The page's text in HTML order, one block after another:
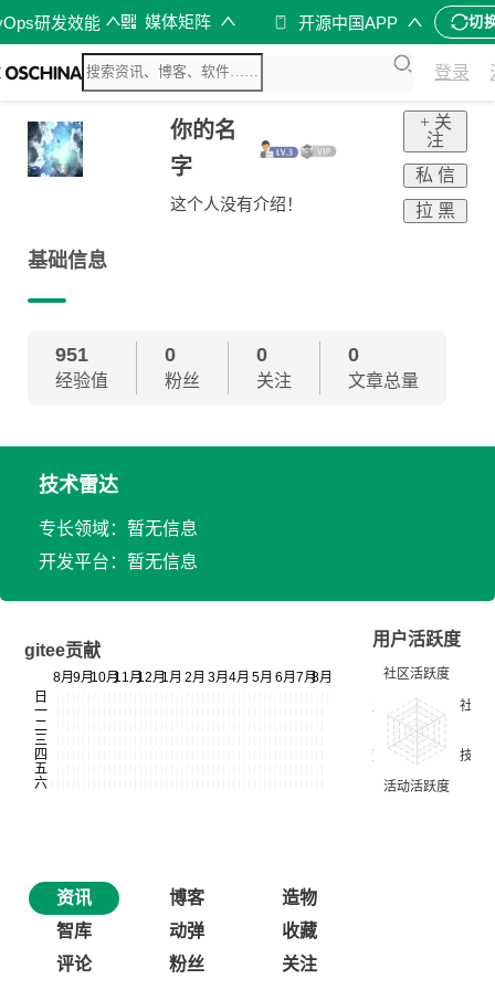
研发效能 媒体矩阵 开源中国APP 切
登录
你的名
字
这个人没有介绍！
+ 关
注
私 信
拉 黑
基础信息
951
经验值
0
粉丝
0
关注
0
文章总量
技术雷达
专长领域：暂无信息
开发平台：暂无信息
gitee贡献
用户活跃度
资讯 博客
造物
智库
动弹
收藏
评论
粉丝 关注